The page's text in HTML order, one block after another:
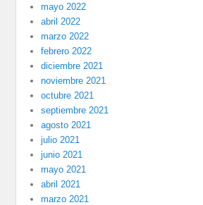
mayo 2022
abril 2022
marzo 2022
febrero 2022
diciembre 2021
noviembre 2021
octubre 2021
septiembre 2021
agosto 2021
julio 2021
junio 2021
mayo 2021
abril 2021
marzo 2021